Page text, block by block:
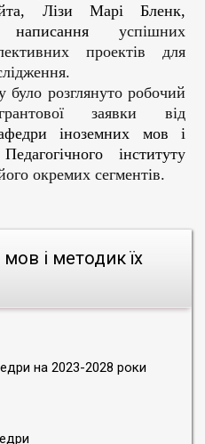
і методик їх
на 2023-2028 роки
Лізи Марі Бленк,
написання успішних
проектів для
було розглянуто робочий
заявки від
іноземних мов і
інституту
окремих сегментів.